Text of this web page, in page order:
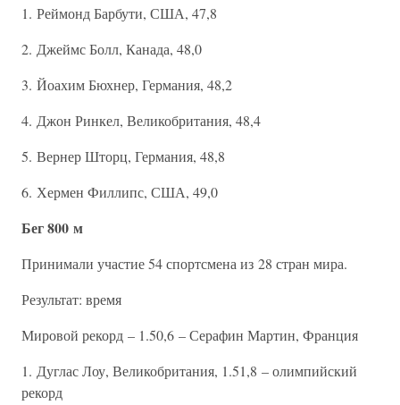
1. Реймонд Барбути, США, 47,8
2. Джеймс Болл, Канада, 48,0
3. Йоахим Бюхнер, Германия, 48,2
4. Джон Ринкел, Великобритания, 48,4
5. Вернер Шторц, Германия, 48,8
6. Хермен Филлипс, США, 49,0
Бег 800 м
Принимали участие 54 спортсмена из 28 стран мира.
Результат: время
Мировой рекорд – 1.50,6 – Серафин Мартин, Франция
1. Дуглас Лоу, Великобритания, 1.51,8 – олимпийский
рекорд